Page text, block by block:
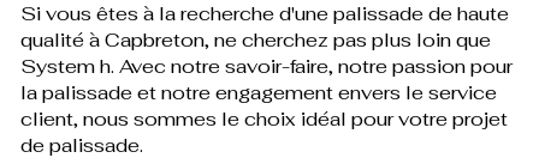
Si vous êtes à la recherche d'une palissade de haute
qualité à Capbreton, ne cherchez pas plus loin que
System h. Avec notre savoir-faire, notre passion pour
la palissade et notre engagement envers le service
client, nous sommes le choix idéal pour votre projet
de palissade.